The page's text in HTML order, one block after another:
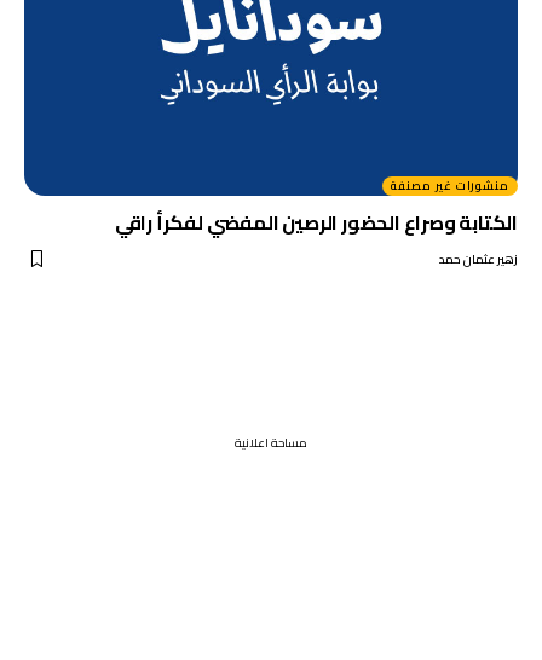
منشورات غير مصنفة
الكتابة وصراع الحضور الرصين المفضي لفكرأ راقي
زهير عثمان حمد
مساحة اعلانية